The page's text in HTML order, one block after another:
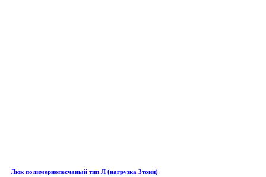
Люк полимернопесчаный тип Л (нагрузка 3тонн)